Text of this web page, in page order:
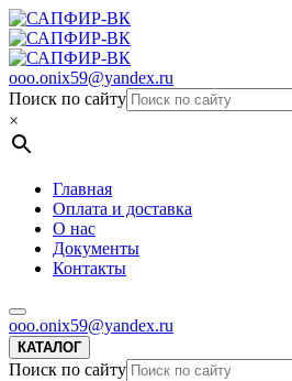
ooo.onix59@yandex.ru
Поиск по сайту
×
Главная
Оплата и доставка
О нас
Документы
Контакты
ooo.onix59@yandex.ru
КАТАЛОГ
Поиск по сайту